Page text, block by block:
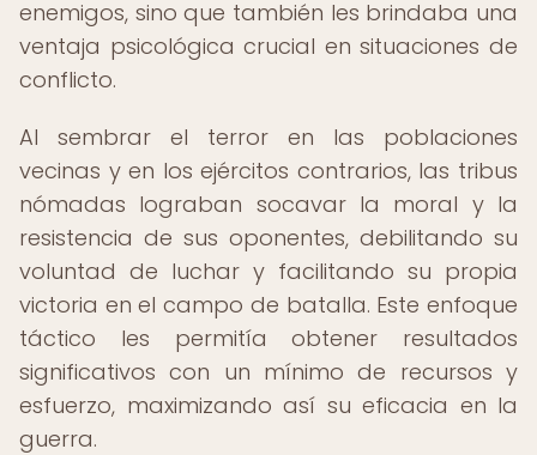
enemigos, sino que también les brindaba una
ventaja psicológica crucial en situaciones de
conflicto.
Al sembrar el terror en las poblaciones
vecinas y en los ejércitos contrarios, las tribus
nómadas lograban socavar la moral y la
resistencia de sus oponentes, debilitando su
voluntad de luchar y facilitando su propia
victoria en el campo de batalla. Este enfoque
táctico les permitía obtener resultados
significativos con un mínimo de recursos y
esfuerzo, maximizando así su eficacia en la
guerra.